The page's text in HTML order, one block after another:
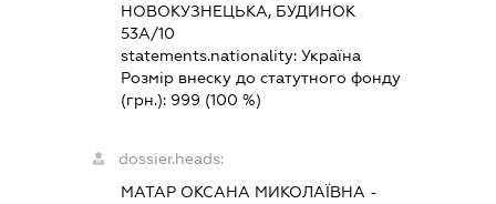
НОВОКУЗНЕЦЬКА, БУДИНОК
53А/10
statements.nationality: Україна
Розмір внеску до статутного фонду
(грн.): 999 (100 %)
dossier.heads:
МАТАР ОКСАНА МИКОЛАЇВНА -